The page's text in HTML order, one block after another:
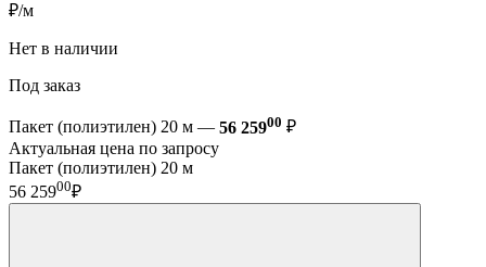
₽/м
Нет в наличии
Под заказ
Пакет (полиэтилен) 20 м — 56 25900 ₽
Актуальная цена по запросу
Пакет (полиэтилен) 20 м
56 25900₽